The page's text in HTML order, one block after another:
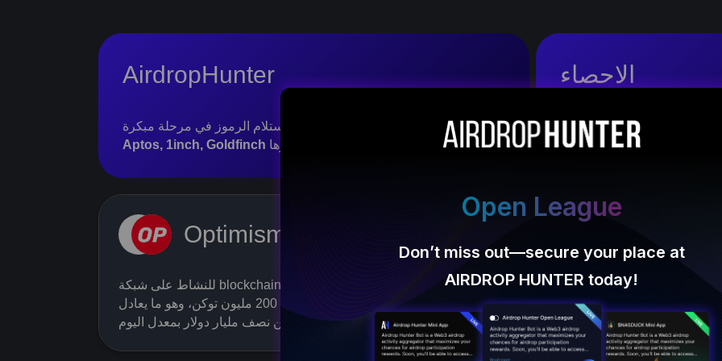
AirdropHunter
UNI, DYDX,
Aptos, 1inch, Goldfinch
الاحصاء
Optimism
للنشاط على شبكة blockchain Optimism
توزيع أكثر من 200 مليون توكن، وهو ما يعادل
أكثر من نصف مليار دولار بمعدل اليوم.
dYdX تم إصدار 7.5% من العرض الأولي
للمليار رمز. قيمة 75 مليون توكن تزيد عن
مليار دولار أمريكي.
HUNTER PITCH DAY
of the biggest web3
Open League
Don’t miss out—secure your place at
AIRDROP HUNTER today!